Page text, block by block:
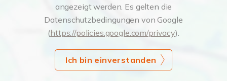
angezeigt werden. Es gelten die
Datenschutzbedingungen von Google
(https://policies.google.com/privacy).
Ich bin einverstanden